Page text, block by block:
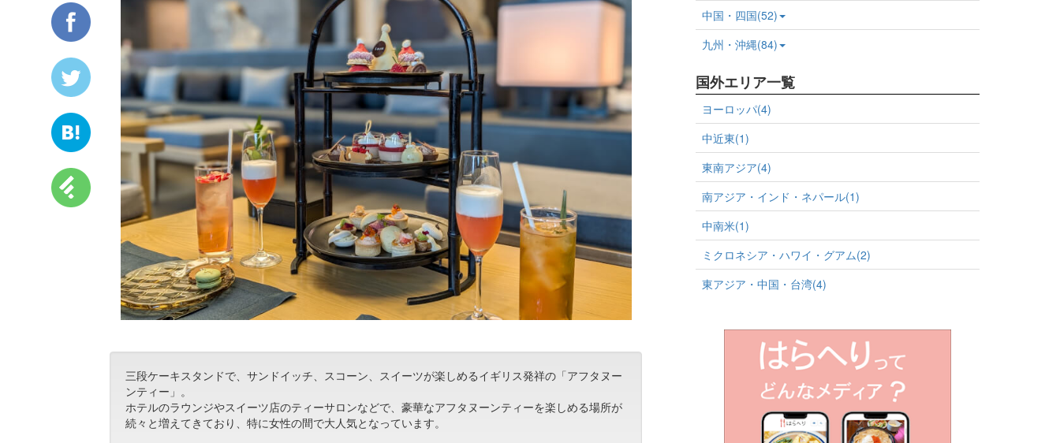
三段ケーキスタンドで、サンドイッチ、スコーン、スイーツが楽しめるイギリス発祥の「アフタヌー
ンティー」。
ホテルのラウンジやスイーツ店のティーサロンなどで、豪華なアフタヌーンティーを楽しめる場所が
続々と増えてきており、特に女性の間で大人気となっています。
中国・四国(52)
九州・沖縄(84)
国外エリア一覧
ヨーロッパ(4)
中近東(1)
東南アジア(4)
南アジア・インド・ネパール(1)
中南米(1)
ミクロネシア・ハワイ・グアム(2)
東アジア・中国・台湾(4)